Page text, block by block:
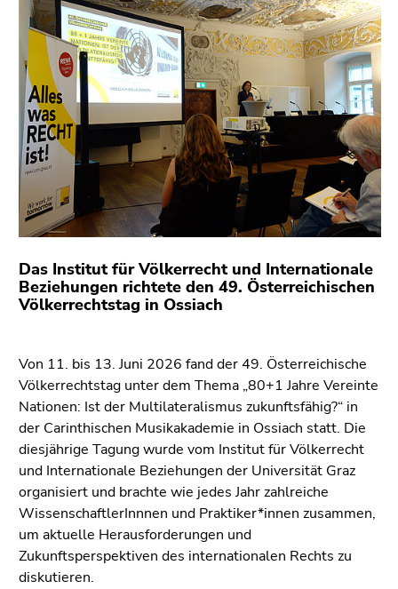
Sie diesen
Link.
Zum
Inhalt
(Zugriffstaste
1)
Zur
Positionsanzeige
(Zugriffstaste
2)
Hauptnavigation
(Zugriffstaste
den
Zusatzinformationen
(Zugriffstaste
5)
Zu
den
Seiteneinstellungen
(Benutzer/Sprache)
(Zugriffstaste
8)
Zur
Das Institut für Völkerrecht und Internationale
Beziehungen richtete den 49. Österreichischen
Völkerrechtstag in Ossiach
Von 11. bis 13. Juni 2026 fand der 49. Österreichische
Völkerrechtstag unter dem Thema „80+1 Jahre Vereinte
Nationen: Ist der Multilateralismus zukunftsfähig?“ in
der Carinthischen Musikakademie in Ossiach statt. Die
diesjährige Tagung wurde vom Institut für Völkerrecht
und Internationale Beziehungen der Universität Graz
organisiert und brachte wie jedes Jahr zahlreiche
WissenschaftlerInnnen und Praktiker*innen zusammen,
um aktuelle Herausforderungen und
Zukunftsperspektiven des internationalen Rechts zu
diskutieren.